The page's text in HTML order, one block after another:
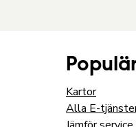
Kartor
Alla E-